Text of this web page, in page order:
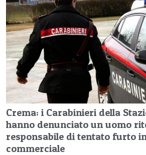
Crema: i Carabinieri della
hanno denunciato un uomo
responsabile di tentato furto
commerciale